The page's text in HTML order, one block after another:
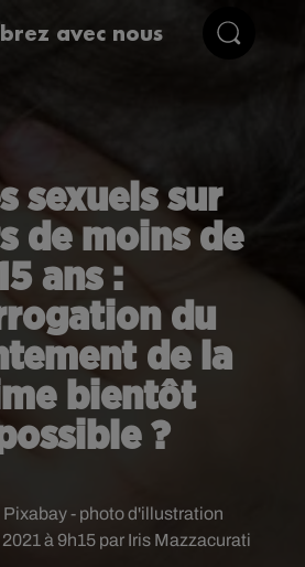
avec nous
sexuels sur
de moins de
ans :
du
de la
bientôt
?
à 9h15 par Iris Mazzacurati
Pixabay - photo d'illustration